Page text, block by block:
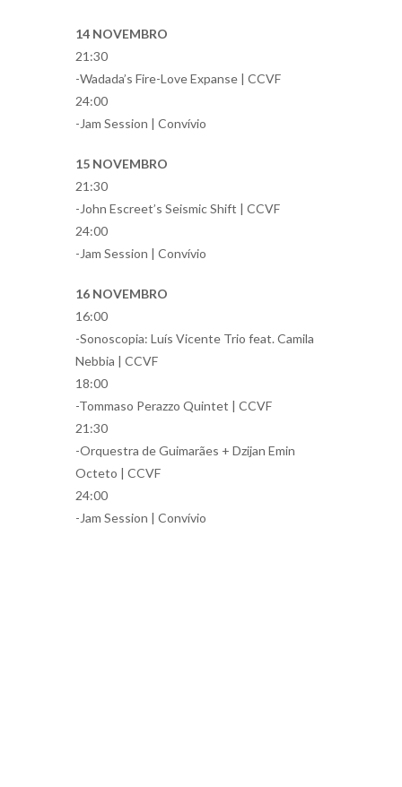
14 NOVEMBRO
21:30
-Wadada’s Fire-Love Expanse | CCVF
24:00
-Jam Session | Convívio
15 NOVEMBRO
21:30
-John Escreet’s Seismic Shift | CCVF
24:00
-Jam Session | Convívio
16 NOVEMBRO
16:00
-Sonoscopia: Luís Vicente Trio feat. Camila
Nebbia | CCVF
18:00
-Tommaso Perazzo Quintet | CCVF
21:30
-Orquestra de Guimarães + Dzijan Emin
Octeto | CCVF
24:00
-Jam Session | Convívio